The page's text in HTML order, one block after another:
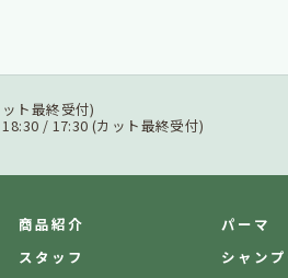
ト最終受付)
/ 17:30 (カット最終受付)
商品紹介
スタッフ
パーマ
シャンプ